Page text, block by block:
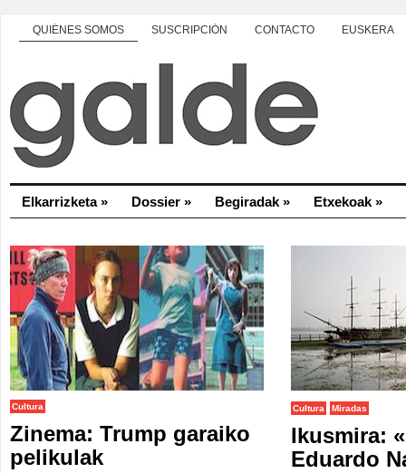
QUIÉNES SOMOS SUSCRIPCIÓN CONTACTO EUSKERA
Elkarrizketa» Dossier » Begiradak » Etxekoak »
Cultura
Zinema: Trump garaiko
pelikulak
Cultura Miradas
Ikusmira:
Eduardo